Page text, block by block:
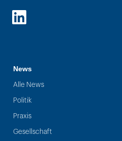
LinkedIn
News
Alle News
Politik
Praxis
Gesellschaft